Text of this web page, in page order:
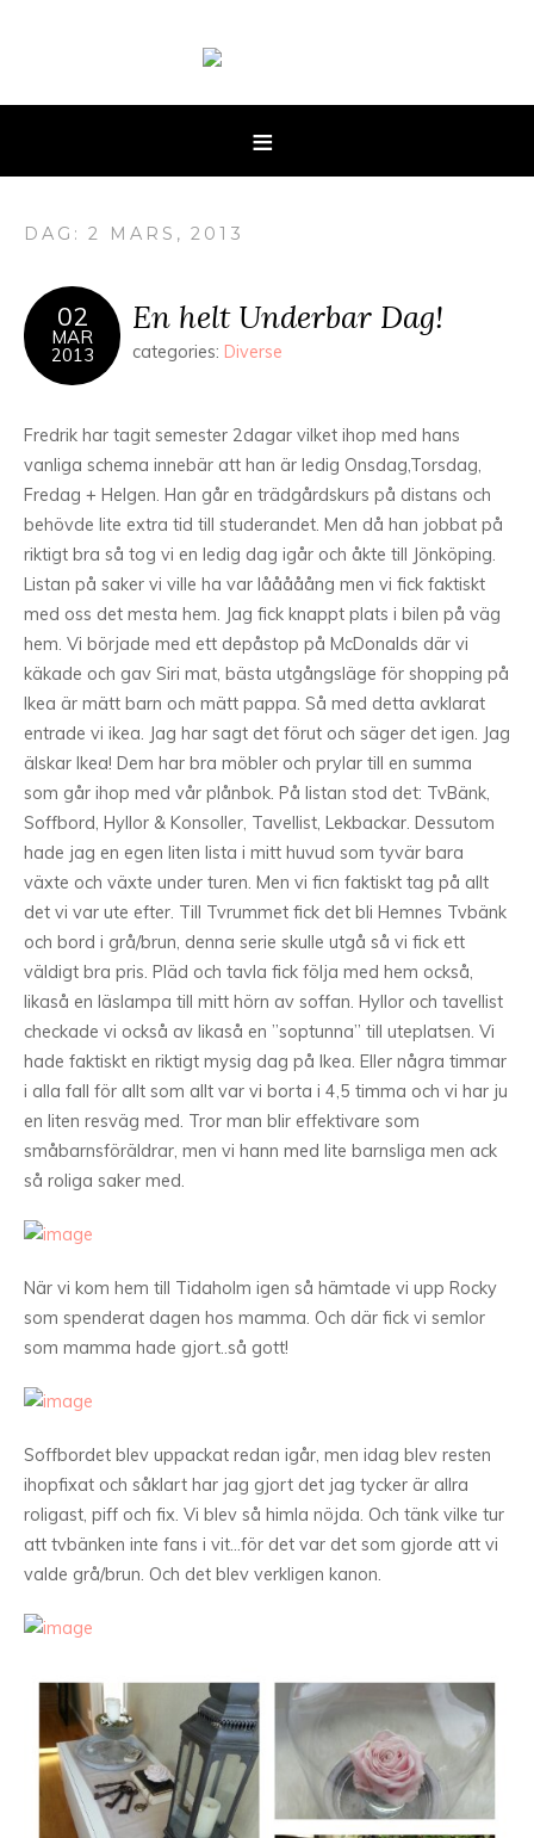
DAG: 2 MARS, 2013
02
MAR
2013
En helt Underbar Dag!
categories: Diverse
Fredrik har tagit semester 2dagar vilket ihop med hans
vanliga schema innebär att han är ledig Onsdag,Torsdag,
Fredag + Helgen. Han går en trädgårdskurs på distans och
behövde lite extra tid till studerandet. Men då han jobbat på
riktigt bra så tog vi en ledig dag igår och åkte till Jönköping.
Listan på saker vi ville ha var lååååång men vi fick faktiskt
med oss det mesta hem. Jag fick knappt plats i bilen på väg
hem. Vi började med ett depåstop på McDonalds där vi
käkade och gav Siri mat, bästa utgångsläge för shopping på
Ikea är mätt barn och mätt pappa. Så med detta avklarat
entrade vi ikea. Jag har sagt det förut och säger det igen. Jag
älskar Ikea! Dem har bra möbler och prylar till en summa
som går ihop med vår plånbok. På listan stod det: TvBänk,
Soffbord, Hyllor & Konsoller, Tavellist, Lekbackar. Dessutom
hade jag en egen liten lista i mitt huvud som tyvär bara
växte och växte under turen. Men vi ficn faktiskt tag på allt
det vi var ute efter. Till Tvrummet fick det bli Hemnes Tvbänk
och bord i grå/brun, denna serie skulle utgå så vi fick ett
väldigt bra pris. Pläd och tavla fick följa med hem också,
likaså en läslampa till mitt hörn av soffan. Hyllor och tavellist
checkade vi också av likaså en ”soptunna” till uteplatsen. Vi
hade faktiskt en riktigt mysig dag på Ikea. Eller några timmar
i alla fall för allt som allt var vi borta i 4,5 timma och vi har ju
en liten resväg med. Tror man blir effektivare som
småbarnsföräldrar, men vi hann med lite barnsliga men ack
så roliga saker med.
När vi kom hem till Tidaholm igen så hämtade vi upp Rocky
som spenderat dagen hos mamma. Och där fick vi semlor
som mamma hade gjort..så gott!
Soffbordet blev uppackat redan igår, men idag blev resten
ihopfixat och såklart har jag gjort det jag tycker är allra
roligast, piff och fix. Vi blev så himla nöjda. Och tänk vilke tur
att tvbänken inte fans i vit…för det var det som gjorde att vi
valde grå/brun. Och det blev verkligen kanon.